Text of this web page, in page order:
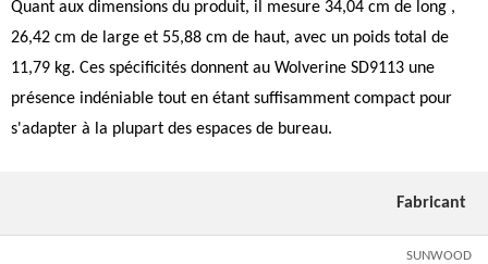
Quant aux dimensions du produit, il mesure 34,04 cm de long ,
26,42 cm de large et 55,88 cm de haut, avec un poids total de
11,79 kg. Ces spécificités donnent au Wolverine SD9113 une
présence indéniable tout en étant suffisamment compact pour
s'adapter à la plupart des espaces de bureau.
Fabricant
SUNWOOD